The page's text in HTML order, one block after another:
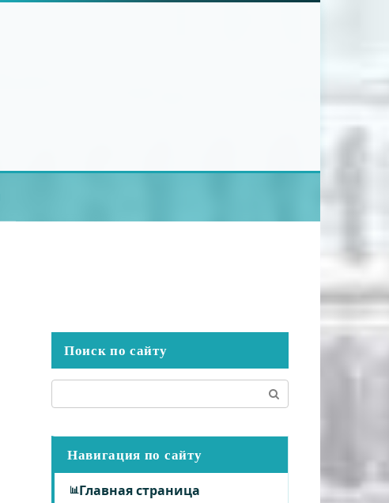
Поиск по сайту
Навигация по сайту
Главная страница